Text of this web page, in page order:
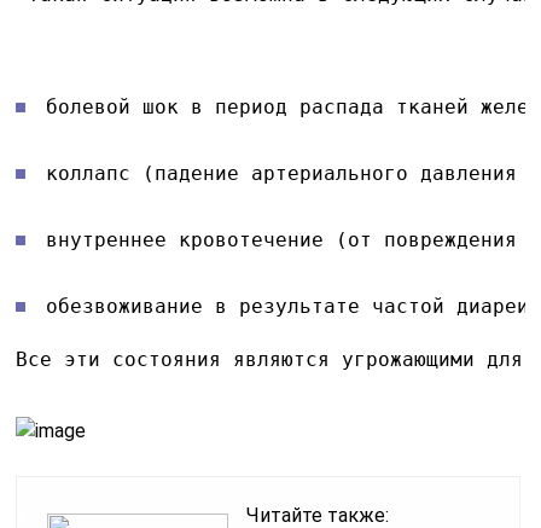
болевой шок в период распада тканей
коллапс (падение артериального давления
внутреннее кровотечение (от
обезвоживание в результате частой
Все эти состояния являются угрожающими
Читайте также: